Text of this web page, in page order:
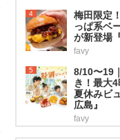
4
梅田限定
っぱ系ベ
が新登場
favy
5
8/10〜19
き！最大
夏休みビ
広島』
favy